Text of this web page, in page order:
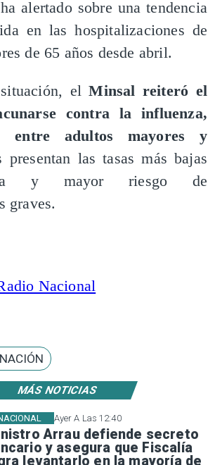
MÁS NOTICIAS
Ayer A Las 12:40
Arrau defiende secreto
y asegura que Fiscalía
levantarlo en la mayoría de
alertado sobre una tendencia
en las hospitalizaciones de
de 65 años desde abril.
elMinsal reiteró el
contra la influenza,
entre adultos mayores y
presentan las tasas más bajas
y mayor riesgo de
graves.
Nacional